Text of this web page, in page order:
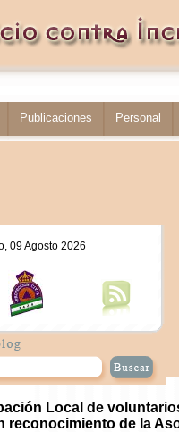
Publicaciones Personal
09 Agosto 2026
Local de
reconocimiento de la